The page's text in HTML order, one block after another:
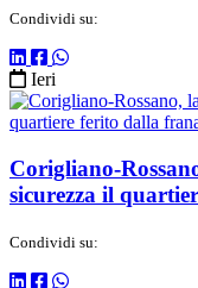
Condividi su:
Ieri
Corigliano-
sicurezza il
Condividi su: